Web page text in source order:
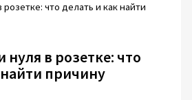
что делать и как найти
в розетке: что
причину